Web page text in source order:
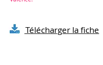
Télécharger la fiche